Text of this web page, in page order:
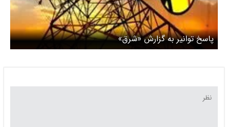
پاسخ توانیر به گزارش «شرق»